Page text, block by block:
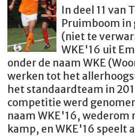
In deel 11 van
Pruimboom in
(niet te
WKE'16 uit
onder de naam WKE
werken tot het
het standaardteam in
competitie werd
naam WKE'16,
kamp, en WKE'16 speelt